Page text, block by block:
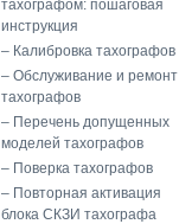
тахографом: пошаговая
инструкция
Калибровка тахографов
Обслуживание и ремонт
тахографов
Перечень допущенных
моделей тахографов
Поверка тахографов
Повторная активация
блока СКЗИ тахографа